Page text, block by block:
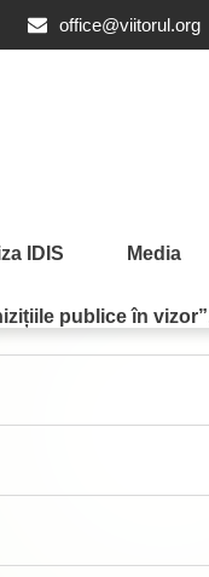
office@viitorul.org
IDIS Media
publice în